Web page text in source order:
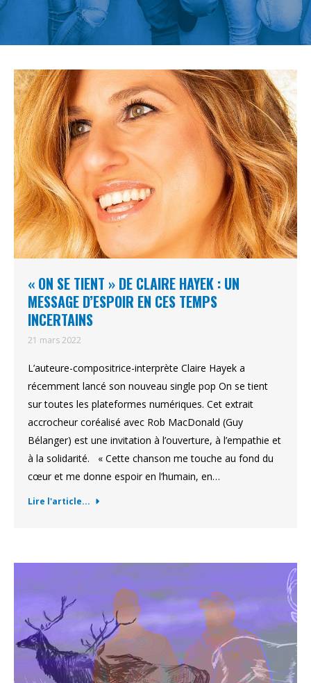
« ON SE TIENT » DE CLAIRE HAYEK : UN
MESSAGE D’ESPOIR EN CES TEMPS
INCERTAINS
21 mars 2022
L’auteure-compositrice-interprète Claire Hayek a
récemment lancé son nouveau single pop On se tient
sur toutes les plateformes numériques. Cet extrait
accrocheur coréalisé avec Rob MacDonald (Guy
Bélanger) est une invitation à l’ouverture, à l’empathie et
à la solidarité. « Cette chanson me touche au fond du
cœur et me donne espoir en l’humain, en…
Lire l'article...